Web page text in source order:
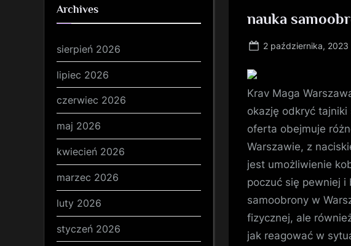
nauka
Posted
2 października, 2023
Krav Maga
okazję odkryć
oferta obejmuje
Warszawie, z
jest umożliwienie
poczuć się pewniej i
samoobrony w
fizycznej, ale
jak reagować w
Archives
sierpień 2026
lipiec 2026
czerwiec 2026
maj 2026
kwiecień 2026
marzec 2026
luty 2026
styczeń 2026